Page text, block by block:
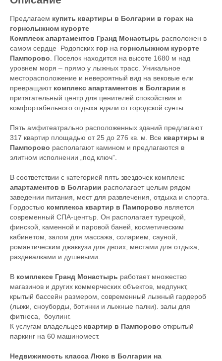
Предлагаем купить квартиры в Болгарии в горах на
горнолыжном курорте
Комплеск апартаментов Гранд Монастырь расположен в
самом сердце Родопских гор на горнолыжном курорте
Пампорово. Поселок находится на высоте 1680 м над
уровнем моря – прямо у лыжных трасс. Уникальное
месторасположение и невероятный вид на вековые ели
превращают комплекс апартаментов в Болгарии в
притягательный центр для ценителей спокойствия и
комфортабельного отдыха вдали от городской суеты.
Пять амфитеатрально расположенных зданий предлагают
317 квартир площадью от 25 до 276 кв. м. Все квартиры в
Пампорово располагают камином и предлагаются в
элитном исполнении „под ключ”.
В соответствии с категорией пять звездочек комплекс
апартаментов в Болгарии располагает целым рядом
заведении питания, мест для развлечения, отдыха и спорта.
Гордостью комплекса квартир в Пампорово является
современный СПА-център. Он располагает турецкой,
финской, каменной и паровой баней, косметическим
кабинетом, залом для массажа, соларием, сауной,
романтическим джаккузи для двоих, местами для отдыха,
раздевалками и душевыми.
В комплексе Гранд Монастырь работает множество
магазинов и других коммерческих объектов, медпункт,
крытый бассейн размером, современный лыжный гардероб
(лыжи, сноуборды, ботинки и лыжные палки). залы для
фитнеса, боулинг.
К услугам владельцев квартир в Пампорово открытый
паркинг на 60 машиномест.
Недвижимость класса Люкс в Болгарии на